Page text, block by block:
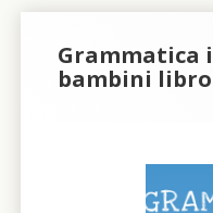
Grammatica
bambini